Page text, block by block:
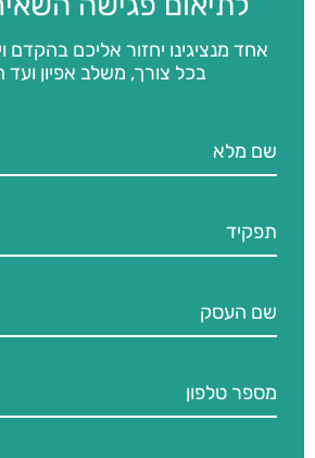
אחד מנציגינו יחזור אליכם בהקדם
בכל צורך, משלב אפיון